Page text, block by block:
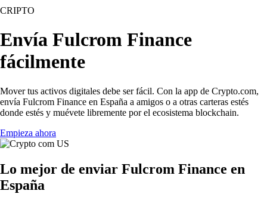
CRIPTO
Envía Fulcrom Finance
fácilmente
Mover tus activos digitales debe ser fácil. Con la app de Crypto.com,
envía Fulcrom Finance en España a amigos o a otras carteras estés
donde estés y muévete libremente por el ecosistema blockchain.
Empieza ahora
Lo mejor de enviar Fulcrom Finance en
España